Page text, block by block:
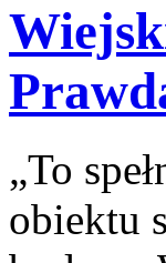
„To
obiektu